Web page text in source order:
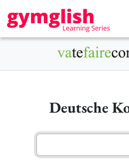
Deutsche